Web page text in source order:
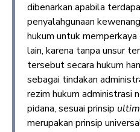
dibenarkan apabila
penyalahgunaan
hukum untuk
lain, karena tanpa unsur
tersebut secara hukum
sebagai tindakan
rezim hukum administrasi
pidana, sesuai prinsip
merupakan prinsip